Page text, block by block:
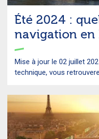
Été 2024 :
navigation en
Mise à jour le 02 juillet
technique, vous